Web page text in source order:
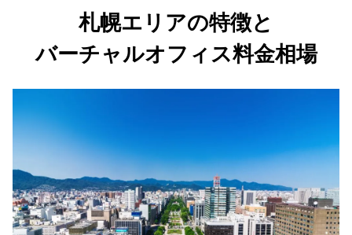
BIZcomfort札幌
小六第一ビル
SKY-OFFICE KANTINE N15（カンティーナ）
SKY-OFFICE SAKURA-KOTONI
SKY-OFFICE SAKURA-W12
SKY-OFFICE KANTINE（カンティーナ）
SKY-OFFICE SAKURA-N11
札幌エリアの特徴と
バーチャルオフィス料金相場